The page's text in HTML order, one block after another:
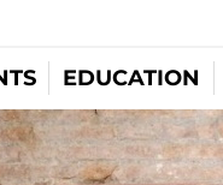
EDUCATION